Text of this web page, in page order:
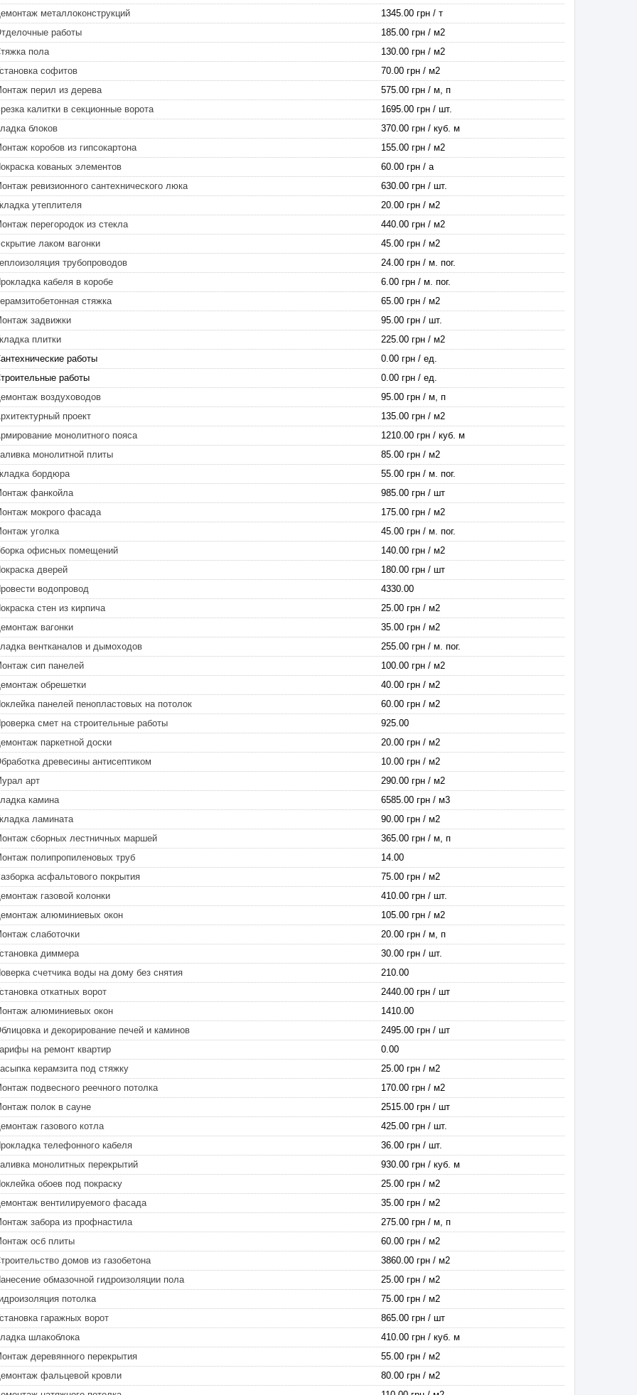
металлоконструкций
1345.00 грн / т
работы
185.00 грн / м2
пола
130.00 грн / м2
софитов
70.00 грн / м2
перил из дерева
575.00 грн / м, п
калитки в секционные ворота
1695.00 грн / шт.
блоков
370.00 грн / куб. м
коробов из гипсокартона
155.00 грн / м2
кованых элементов
60.00 грн / а
ревизионного сантехнического люка
630.00 грн / шт.
утеплителя
20.00 грн / м2
перегородок из стекла
440.00 грн / м2
лаком вагонки
45.00 грн / м2
трубопроводов
24.00 грн / м. пог.
кабеля в коробе
6.00 грн / м. пог.
стяжка
65.00 грн / м2
задвижки
95.00 грн / шт.
плитки
225.00 грн / м2
работы
0.00 грн / ед.
работы
0.00 грн / ед.
воздуховодов
95.00 грн / м, п
проект
135.00 грн / м2
монолитного пояса
1210.00 грн / куб. м
монолитной плиты
85.00 грн / м2
бордюра
55.00 грн / м. пог.
фанкойла
985.00 грн / шт
мокрого фасада
175.00 грн / м2
уголка
45.00 грн / м. пог.
офисных помещений
140.00 грн / м2
дверей
180.00 грн / шт
водопровод
4330.00
стен из кирпича
25.00 грн / м2
вагонки
35.00 грн / м2
вентканалов и дымоходов
255.00 грн / м. пог.
сип панелей
100.00 грн / м2
обрешетки
40.00 грн / м2
панелей пенопластовых на потолок
60.00 грн / м2
смет на строительные работы
925.00
паркетной доски
20.00 грн / м2
древесины антисептиком
10.00 грн / м2
арт
290.00 грн / м2
камина
6585.00 грн / м3
ламината
90.00 грн / м2
сборных лестничных маршей
365.00 грн / м, п
полипропиленовых труб
14.00
асфальтового покрытия
75.00 грн / м2
газовой колонки
410.00 грн / шт.
алюминиевых окон
105.00 грн / м2
слаботочки
20.00 грн / м, п
диммера
30.00 грн / шт.
счетчика воды на дому без снятия
210.00
откатных ворот
2440.00 грн / шт
алюминиевых окон
1410.00
и декорирование печей и каминов
2495.00 грн / шт
на ремонт квартир
0.00
керамзита под стяжку
25.00 грн / м2
подвесного реечного потолка
170.00 грн / м2
полок в сауне
2515.00 грн / шт
газового котла
425.00 грн / шт.
телефонного кабеля
36.00 грн / шт.
монолитных перекрытий
930.00 грн / куб. м
обоев под покраску
25.00 грн / м2
вентилируемого фасада
35.00 грн / м2
забора из профнастила
275.00 грн / м, п
осб плиты
60.00 грн / м2
домов из газобетона
3860.00 грн / м2
обмазочной гидроизоляции пола
25.00 грн / м2
потолка
75.00 грн / м2
гаражных ворот
865.00 грн / шт
шлакоблока
410.00 грн / куб. м
деревянного перекрытия
55.00 грн / м2
фальцевой кровли
80.00 грн / м2